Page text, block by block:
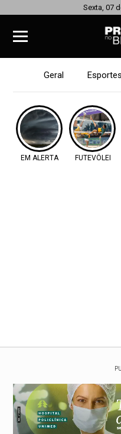
Sexta, 07
Geral Esportes
EM ALERTA FUTEVÔLEI